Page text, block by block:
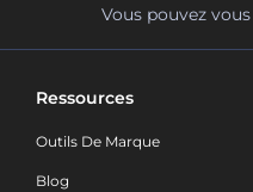
Vous pouvez
Ressources
Outils De Marque
Blog